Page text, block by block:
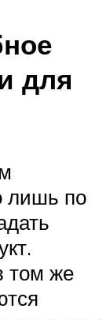
для
лишь по
том же